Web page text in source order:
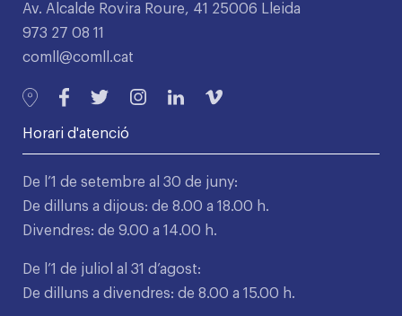
Av. Alcalde Rovira Roure, 41 25006 Lleida
973 27 08 11
comll@comll.cat
Horari d'atenció
De l’1 de setembre al 30 de juny:
De dilluns a dijous: de 8.00 a 18.00 h.
Divendres: de 9.00 a 14.00 h.
De l’1 de juliol al 31 d’agost:
De dilluns a divendres: de 8.00 a 15.00 h.